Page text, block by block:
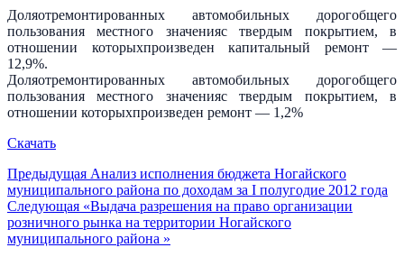
Доляотремонтированных автомобильных дорогобщего
пользования местного значенияс твердым покрытием, в
отношении которыхпроизведен капитальный ремонт —
12,9%.
Доляотремонтированных автомобильных дорогобщего
пользования местного значенияс твердым покрытием, в
отношении которыхпроизведен ремонт — 1,2%
Скачать
Предыдущая Анализ исполнения бюджета Ногайского
муниципального района по доходам за I полугодие 2012 года
Следующая «Выдача разрешения на право организации
розничного рынка на территории Ногайского
муниципального района »